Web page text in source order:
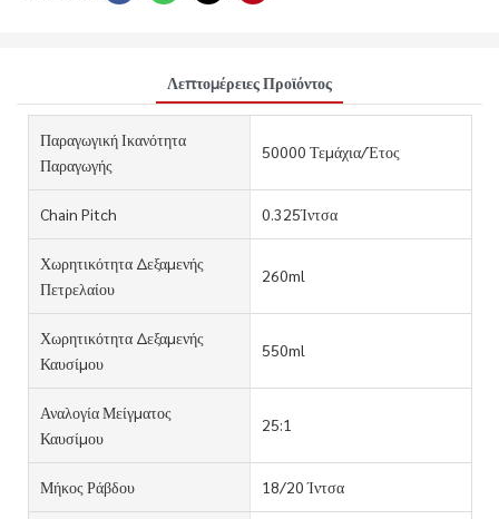
Λεπτομέρειες Προϊόντος
Παραγωγική Ικανότητα
Παραγωγής
50000 Τεμάχια/Έτος
Chain Pitch 0.325Ίντσα
Χωρητικότητα Δεξαμενής
Πετρελαίου
260ml
Χωρητικότητα Δεξαμενής
Καυσίμου
550ml
Αναλογία Μείγματος
Καυσίμου
25:1
Μήκος Ράβδου 18/20 Ίντσα